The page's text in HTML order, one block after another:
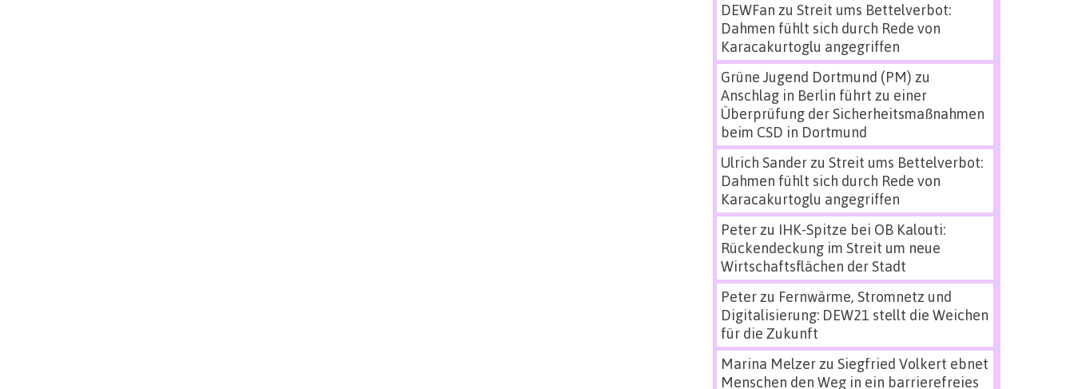
DEWFan zu Streit ums Bettelverbot:
Dahmen fühlt sich durch Rede von
Karacakurtoglu angegriffen
Grüne Jugend Dortmund (PM) zu
Anschlag in Berlin führt zu einer
Überprüfung der Sicherheitsmaßnahmen
beim CSD in Dortmund
Ulrich Sanderzu Streit ums Bettelverbot:
Dahmen fühlt sich durch Rede von
Karacakurtoglu angegriffen
Peterzu IHK-Spitze bei OB Kalouti:
Rückendeckung im Streit um neue
Wirtschaftsflächen der Stadt
Peterzu Fernwärme, Stromnetz und
Digitalisierung: DEW21 stellt die Weichen
für die Zukunft
Marina Melzerzu Siegfried Volkert ebnet
Menschen den Weg in ein barrierefreies